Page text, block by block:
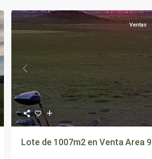
Previous
Ventas
Lote de 1007m2 en Venta Area 9